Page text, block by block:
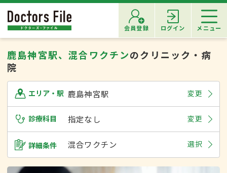
会員登録 ログイン メニュー
鹿島神宮駅、混合ワクチンのクリニック・病
院
エリア・駅 鹿島神宮駅 変更
診療科目 指定なし 変更
詳細条件 混合ワクチン 選択